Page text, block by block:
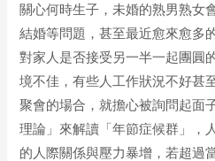
關心何時生子，未婚的熟男熟女
結婚等問題，甚至最近愈來愈多
對家人是否接受另一半一起團圓
境不佳，有些人工作狀況不好甚
聚會的場合，就擔心被詢問起面
理論」來解讀「年節症候群」，
的人際關係與壓力暴增，若超過